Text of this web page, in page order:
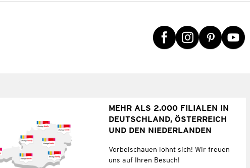
MEHR ALS 2.000 FILIALEN IN
DEUTSCHLAND, ÖSTERREICH
UND DEN NIEDERLANDEN
Vorbeischauen lohnt sich! Wir freuen
uns auf Ihren Besuch!